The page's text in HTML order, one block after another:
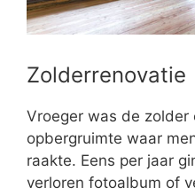
Zolderrenovatie
Vroeger was de zolder
opbergruimte waar
raakte. Eens per jaar
verloren fotoalbum of